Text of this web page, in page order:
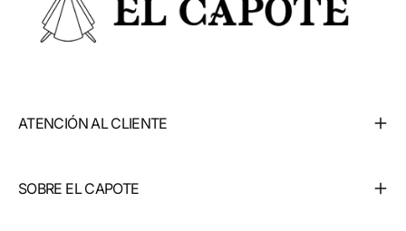
ATENCIÓN AL CLIENTE
SOBRE EL CAPOTE